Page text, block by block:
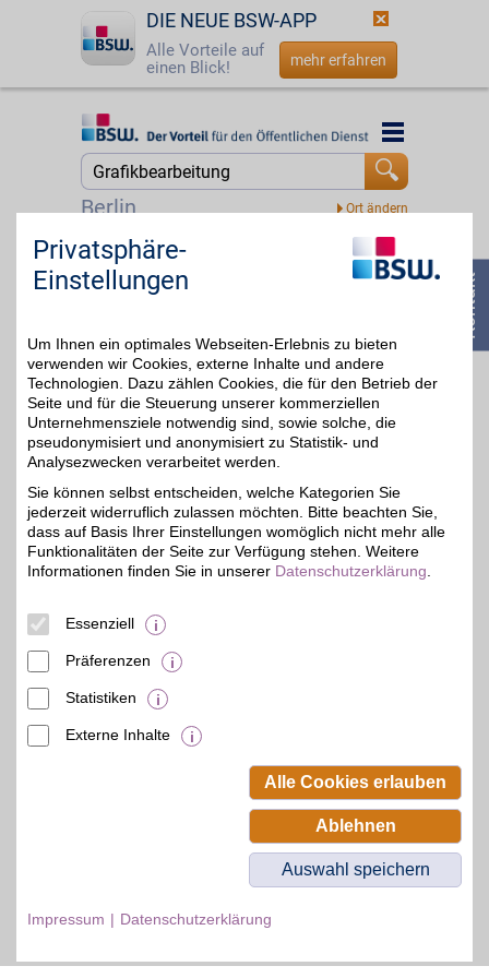
DIE NEUE BSW-APP
Alle Vorteile auf
einen Blick!
mehr erfahren
Startseite
Jetzt BSW-Mitglied werden
☎ 0800 - 279 25 82
Berlin
Startseite
Softperten
Software zum digitalen
Betriebssysteme, Office-
Software, Server und
Antiviren-Programm
kaufen und BSW-Vorteil
nutzen!
Zum Partnerprofil
© BSW Verbraucher-Service
Privatsphäre-
Einstellungen
Um Ihnen ein optimales Webseiten-Erlebnis zu bieten
verwenden wir Cookies, externe Inhalte und andere
Technologien. Dazu zählen Cookies, die für den Betrieb der
Seite und für die Steuerung unserer kommerziellen
Unternehmensziele notwendig sind, sowie solche, die
pseudonymisiert und anonymisiert zu Statistik- und
Analysezwecken verarbeitet werden.
Sie können selbst entscheiden, welche Kategorien Sie
jederzeit widerruflich zulassen möchten. Bitte beachten Sie,
dass auf Basis Ihrer Einstellungen womöglich nicht mehr alle
Funktionalitäten der Seite zur Verfügung stehen. Weitere
Informationen finden Sie in unserer Datenschutzerklärung
Essenziell
Präferenzen
Statistiken
Externe Inhalte
Alle Cookies erlauben
Ablehnen
Auswahl speichern
Impressum Datenschutzerklärung